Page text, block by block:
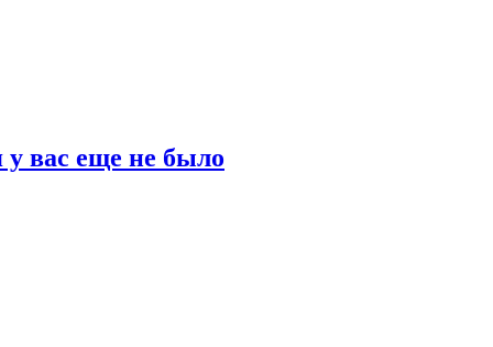
у вас еще не было